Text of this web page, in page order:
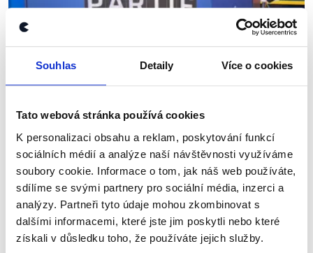
Souhlas Detaily Více o cookies
Tato webová stránka používá cookies
K personalizaci obsahu a reklam, poskytování funkcí
sociálních médií a analýze naší návštěvnosti využíváme
soubory cookie. Informace o tom, jak náš web používáte,
sdílíme se svými partnery pro sociální média, inzerci a
analýzy. Partneři tyto údaje mohou zkombinovat s
dalšími informacemi, které jste jim poskytli nebo které
získali v důsledku toho, že používáte jejich služby.
Týden po prezidentských volbách byla v Partii
Terezie Tománkové řeč o krocích zvoleného
prezidenta Pavla, jeho chystané inauguraci, ale i
vztahu Česka s Tchaj-wanem. V naší nejnovější...
Číst dál